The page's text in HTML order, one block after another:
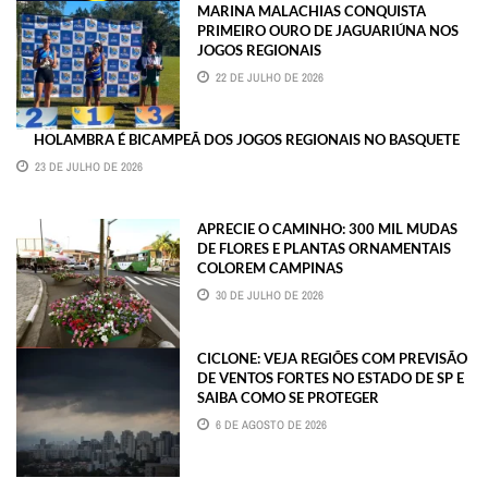
MARINA MALACHIAS CONQUISTA
PRIMEIRO OURO DE JAGUARIÚNA NOS
JOGOS REGIONAIS
22 DE JULHO DE 2026
HOLAMBRA É BICAMPEÃ DOS JOGOS REGIONAIS NO BASQUETE
23 DE JULHO DE 2026
APRECIE O CAMINHO: 300 MIL MUDAS
DE FLORES E PLANTAS ORNAMENTAIS
COLOREM CAMPINAS
30 DE JULHO DE 2026
CICLONE: VEJA REGIÕES COM PREVISÃO
DE VENTOS FORTES NO ESTADO DE SP E
SAIBA COMO SE PROTEGER
6 DE AGOSTO DE 2026